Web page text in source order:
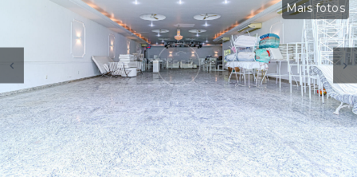
Mais fotos